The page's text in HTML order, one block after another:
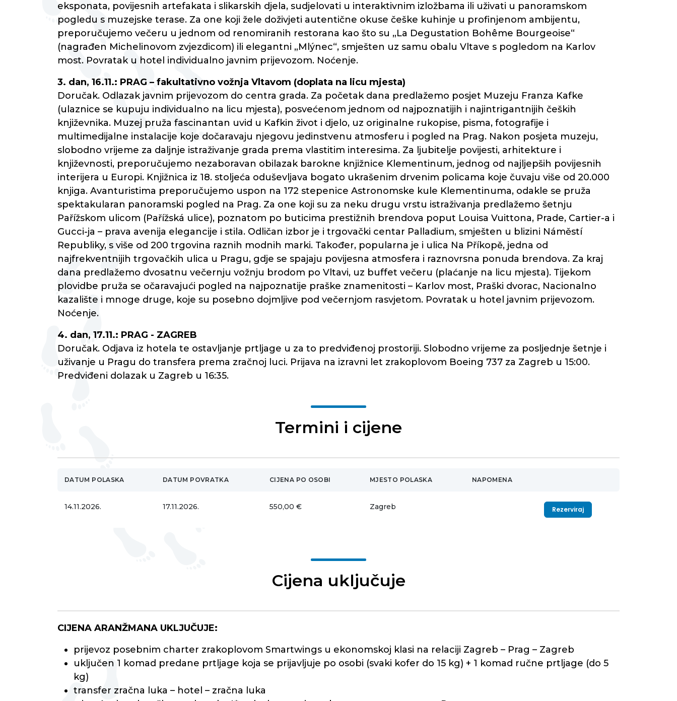
eksponata, povijesnih artefakata i slikarskih djela, sudjelovati u interaktivnim izložbama ili uživati u panoramskom
pogledu s muzejske terase. Za one koji žele doživjeti autentične okuse češke kuhinje u profinjenom ambijentu,
preporučujemo večeru u jednom od renomiranih restorana kao što su „La Degustation Bohême Bourgeoise“
(nagrađen Michelinovom zvjezdicom) ili elegantni „Mlýnec“, smješten uz samu obalu Vltave s pogledom na Karlov
most. Povratak u hotel individualno javnim prijevozom. Noćenje.
3. dan, 16.11.: PRAG – fakultativno vožnja Vltavom (doplata na licu mjesta)
Doručak. Odlazak javnim prijevozom do centra grada. Za početak dana predlažemo posjet Muzeju Franza Kafke
(ulaznice se kupuju individualno na licu mjesta), posvećenom jednom od najpoznatijih i najintrigantnijih čeških
književnika. Muzej pruža fascinantan uvid u Kafkin život i djelo, uz originalne rukopise, pisma, fotografije i
multimedijalne instalacije koje dočaravaju njegovu jedinstvenu atmosferu i pogled na Prag. Nakon posjeta muzeju,
slobodno vrijeme za daljnje istraživanje grada prema vlastitim interesima. Za ljubitelje povijesti, arhitekture i
književnosti, preporučujemo nezaboravan obilazak barokne knjižnice Klementinum, jednog od najljepših povijesnih
interijera u Europi. Knjižnica iz 18. stoljeća oduševljava bogato ukrašenim drvenim policama koje čuvaju više od 20.000
knjiga. Avanturistima preporučujemo uspon na 172 stepenice Astronomske kule Klementinuma, odakle se pruža
spektakularan panoramski pogled na Prag. Za one koji su za neku drugu vrstu istraživanja predlažemo šetnju
Pařížskom ulicom (Pařížská ulice), poznatom po buticima prestižnih brendova poput Louisa Vuittona, Prade, Cartier-a i
Gucci-ja – prava avenija elegancije i stila. Odličan izbor je i trgovački centar Palladium, smješten u blizini Náměstí
Republiky, s više od 200 trgovina raznih modnih marki. Također, popularna je i ulica Na Příkopě, jedna od
najfrekventnijih trgovačkih ulica u Pragu, gdje se spajaju povijesna atmosfera i raznovrsna ponuda brendova. Za kraj
dana predlažemo dvosatnu večernju vožnju brodom po Vltavi, uz buffet večeru (plaćanje na licu mjesta). Tijekom
plovidbe pruža se očaravajući pogled na najpoznatije praške znamenitosti – Karlov most, Praški dvorac, Nacionalno
kazalište i mnoge druge, koje su posebno dojmljive pod večernjom rasvjetom. Povratak u hotel javnim prijevozom.
Noćenje.
4. dan, 17.11.: PRAG - ZAGREB
Doručak. Odjava iz hotela te ostavljanje prtljage u za to predviđenoj prostoriji. Slobodno vrijeme za posljednje šetnje i
uživanje u Pragu do transfera prema zračnoj luci. Prijava na izravni let zrakoplovom Boeing 737 za Zagreb u 15:00.
Predviđeni dolazak u Zagreb u 16:35.
Termini i cijene
DATUM POLASKA DATUM POVRATKA CIJENA PO OSOBI MJESTO POLASKA NAPOMENA
14.11.2026. 17.11.2026. 550,00 € Zagreb Rezerviraj
Cijena uključuje
CIJENA ARANŽMANA UKLJUČUJE:
prijevoz posebnim charter zrakoplovom Smartwings u ekonomskoj klasi na relaciji Zagreb – Prag – Zagreb
uključen 1 komad predane prtljage koja se prijavljuje po osobi (svaki kofer do 15 kg) + 1 komad ručne prtljage (do 5
kg)
transfer zračna luka – hotel – zračna luka